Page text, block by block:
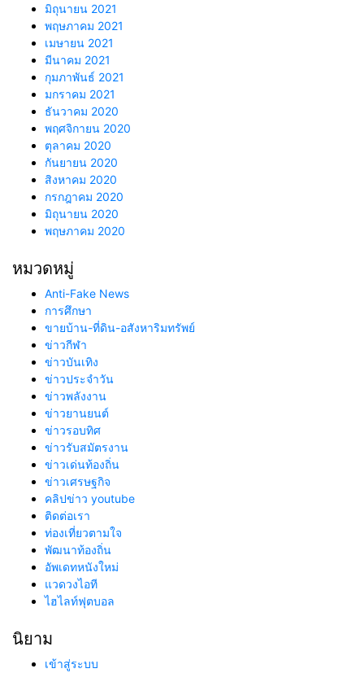
มิถุนายน 2021
พฤษภาคม 2021
เมษายน 2021
มีนาคม 2021
กุมภาพันธ์ 2021
มกราคม 2021
ธันวาคม 2020
พฤศจิกายน 2020
ตุลาคม 2020
กันยายน 2020
สิงหาคม 2020
กรกฎาคม 2020
มิถุนายน 2020
พฤษภาคม 2020
หมวดหมู่
Anti-Fake News
การศึกษา
ขายบ้าน-ที่ดิน-อสังหาริมทรัพย์
ข่าวกีฬา
ข่าวบันเทิง
ข่าวประจำวัน
ข่าวพลังงาน
ข่าวยานยนต์
ข่าวรอบทิศ
ข่าวรับสมัตรงาน
ข่าวเด่นท้องถิ่น
ข่าวเศรษฐกิจ
คลิปข่าว youtube
ติดต่อเรา
ท่องเที่ยวตามใจ
พัฒนาท้องถิ่น
อัพเดทหนังใหม่
แวดวงไอที
ไฮไลท์ฟุตบอล
นิยาม
เข้าสู่ระบบ